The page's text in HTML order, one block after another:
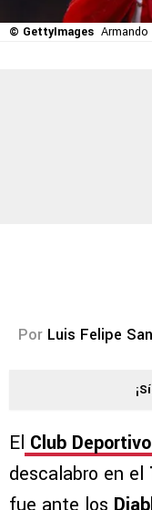
© GettyImages
Por Luis Felipe
El Club
descalabro en el